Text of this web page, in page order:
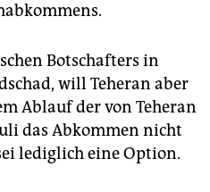
Botschafters in
will Teheran aber
Ablauf der von Teheran
das Abkommen nicht
lediglich eine Option.